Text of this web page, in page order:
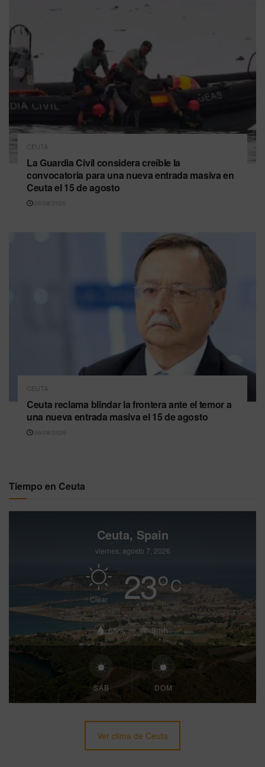
CEUTA
La Guardia Civil considera creíble la
convocatoria para una nueva entrada masiva en
Ceuta el 15 de agosto
06/08/2026
CEUTA
Ceuta reclama blindar la frontera ante el temor a
una nueva entrada masiva el 15 de agosto
06/08/2026
Tiempo en Ceuta
Ceuta, Spain
viernes, agosto 7, 2026
Clear 23°C
65% 9mh
SÁB DOM
Ver clima de Ceuta